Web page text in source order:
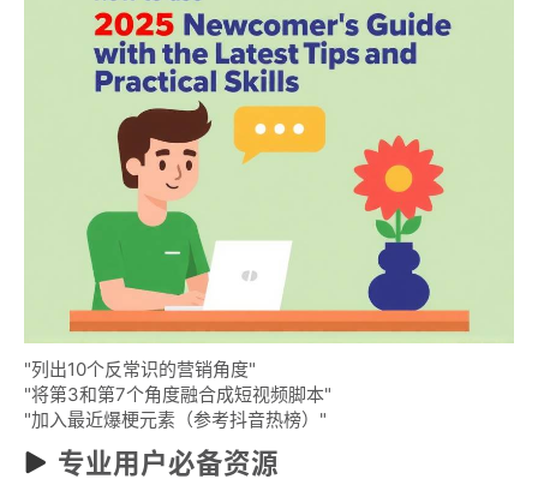
"列出10个反常识的营销角度"
"将第3和第7个角度融合成短视频脚本"
"加入最近爆梗元素（参考抖音热榜）"
专业用户必备资源